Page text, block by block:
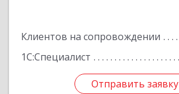
Клиентов на сопровождении
1С:Специалист
Отправить заявку
Отправить заявку